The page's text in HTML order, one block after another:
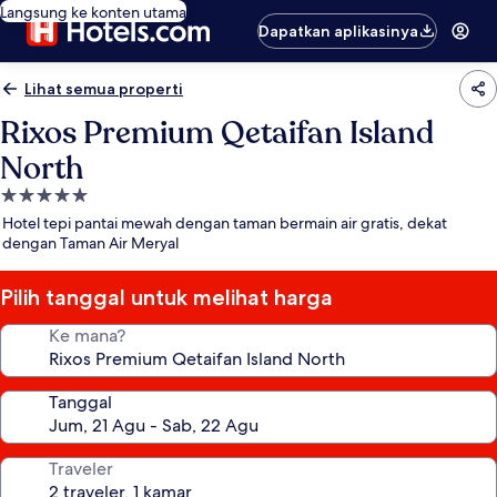
Langsung ke konten utama
Dapatkan aplikasinya
Lihat semua properti
Rixos Premium Qetaifan Island
North
Properti
bintang
5.0
Hotel tepi pantai mewah dengan taman bermain air gratis, dekat
dengan Taman Air Meryal
Pilih tanggal untuk melihat harga
Ke mana?
Tanggal
Traveler